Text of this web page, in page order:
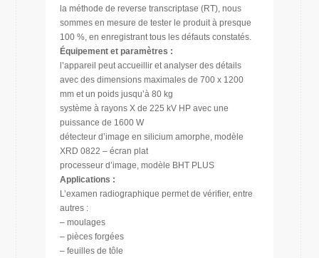
la méthode de reverse transcriptase (RT), nous
sommes en mesure de tester le produit à presque
100 %, en enregistrant tous les défauts constatés.
Équipement et paramètres :
l’appareil peut accueillir et analyser des détails
avec des dimensions maximales de 700 x 1200
mm et un poids jusqu’à 80 kg
système à rayons X de 225 kV HP avec une
puissance de 1600 W
détecteur d’image en silicium amorphe, modèle
XRD 0822 – écran plat
processeur d’image, modèle BHT PLUS
Applications :
L’examen radiographique permet de vérifier, entre
autres :
– moulages
– pièces forgées
– feuilles de tôle